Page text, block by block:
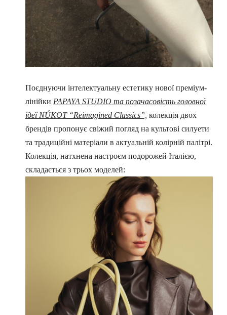
Поєднуючи інтелектуальну естетику новоїпреміум-
лінійки PAPAYA STUDIO та позачасовість головної
ідеї NÚKOT “Reimagined Classics”, колекція двох
брендів пропонує свіжий погляд на культові силуети
та традиційні матеріали в актуальній колірній палітрі.
Колекція, натхнена настроєм подорожей Італією,
складається з трьох моделей: